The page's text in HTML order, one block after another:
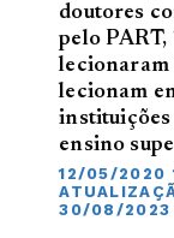
doutores
pelo
lecionaram
lecionam
instituições
ensino
12/05/2020
30/08/2023